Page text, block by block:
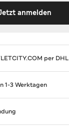
anmelden
per DHL
1-3 Werktagen